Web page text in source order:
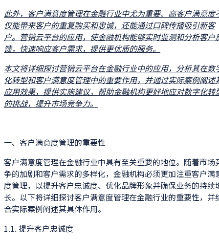
此外，客户满意度管理在金融行业中尤为重要。高客户满意度
仅能带来客户的重复购买和忠诚，还能通过口碑传播吸引新客
户。营销云平台的应用，使金融机构能够实时监测和分析客户
馈，快速响应客户需求，提供更优质的服务。
本文将详细探讨营销云平台在金融行业中的应用，分析其在数
化转型和客户满意度管理中的重要作用，并通过实际案例阐述
应用效果，提供实施建议，帮助金融机构更好地应对数字化转
的挑战，提升市场竞争力。
一、客户满意度管理的重要性
客户满意度管理在金融行业中具有至关重要的地位。随着市场
争的加剧和客户需求的多样化，金融机构必须更加注重客户满
度管理，以提升客户忠诚度、优化品牌形象并确保业务的持续
长。以下将详细探讨客户满意度管理在金融行业的重要性，并
合实际案例阐述其具体作用。
1.1. 提升客户忠诚度